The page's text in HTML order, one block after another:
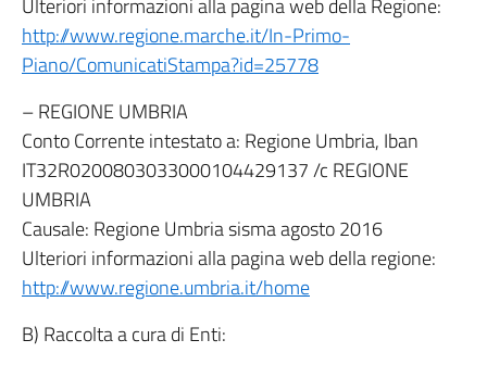
Ulteriori informazioni alla pagina web della Regione:
http://www.regione.marche.it/In-Primo-
Piano/ComunicatiStampa?id=25778
– REGIONE UMBRIA
Conto Corrente intestato a: Regione Umbria, Iban
IT32R0200803033000104429137 /c REGIONE
UMBRIA
Causale: Regione Umbria sisma agosto 2016
Ulteriori informazioni alla pagina web della regione:
http://www.regione.umbria.it/home
B) Raccolta a cura di Enti: